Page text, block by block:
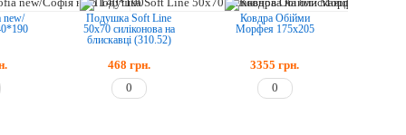
new/
Подушка Soft Line
50х70 силіконова на
блискавці (310.52)
468 грн.
Ковдра Обійми
Морфея 175x205
3355 грн.